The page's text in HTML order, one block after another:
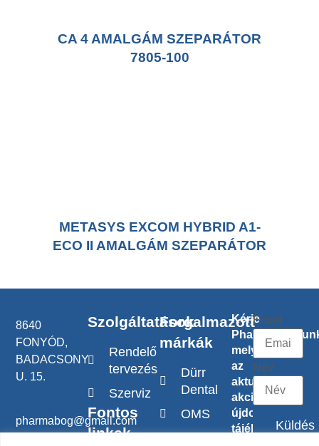
CA 4 AMALGÁM SZEPARÁTOR
7805-100
METASYS EXCOM HYBRID A1-
ECO II AMALGÁM SZEPARÁTOR
8640
FONYÓD,
BADACSONY
U. 15.
pharmabog@gmail.com
Szolgáltatások
Rendelő
tervezés
Szerviz
Fontos
linkek
Forgalmazott
márkák
Dürr
Dental
OMS
Kérje
melyben
az
aktuális
akcióinkról,
újdonágainkról
tájékoztatjuk.
Email
Név
Küldés